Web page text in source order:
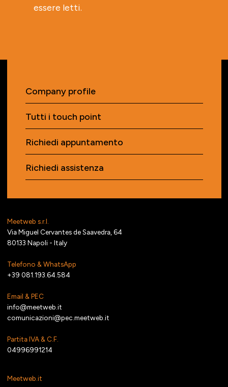
essere letti.
Meetweb s.r.l.
Via Miguel Cervantes de Saavedra, 64
80133 Napoli - Italy
Telefono & WhatsApp
+39 081.193.64.584
Email & PEC
info@meetweb.it
comunicazioni@pec.meetweb.it
Partita IVA & C.F.
04996991214
Meetweb.it
Company profile
Tutti i touch point
Richiedi appuntamento
Richiedi assistenza